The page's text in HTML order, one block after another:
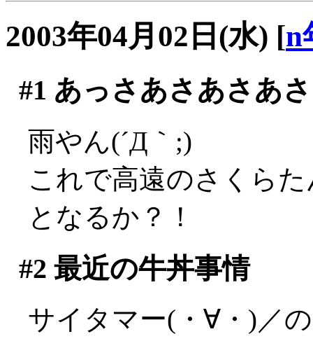
2003年04月02日(水) [n
#1 あっさあさあさあ
雨やん(´Д｀;)
これで高遠のさくら
となるか？！
#2 最近の牛丼事情
サイタマー(・∀・)／